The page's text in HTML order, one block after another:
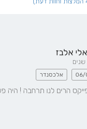
אלי אלבז
06/ אלכסנדר
הרים לנו תרחבה ! היה